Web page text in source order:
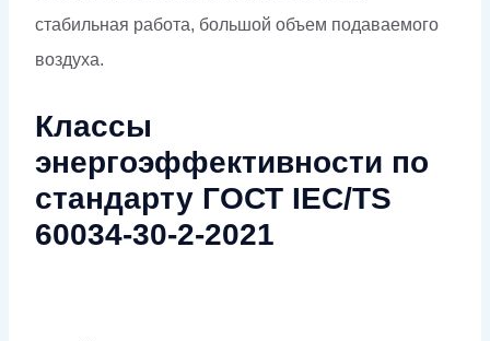
стабильная работа, большой объем подаваемого
воздуха.
Классы
энергоэффективности по
стандарту ГОСТ IEC/TS
60034-30-2-2021